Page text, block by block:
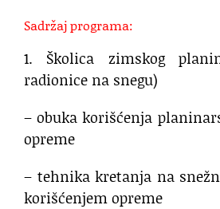
Sadržaj programa:
1. Školica zimskog
radionice na snegu)
– obuka korišćenja
opreme
– tehnika kretanja na
korišćenjem opreme